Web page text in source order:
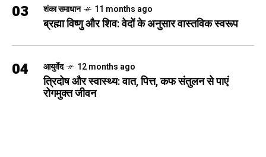
03 शंका समाधान 11 months ago
ब्रह्मा विष्णु और शिव: वेदों के अनुसार वास्तविक स्वरूप
04 आयुर्वेद 12 months ago
त्रिदोष और स्वास्थ्य: वात, पित्त, कफ संतुलन से पाएं
रोगमुक्त जीवन